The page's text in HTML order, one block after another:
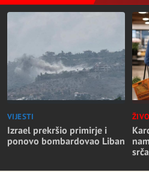
VIJESTI
Izrael prekršio primirje i
ponovo bombardovao Liban